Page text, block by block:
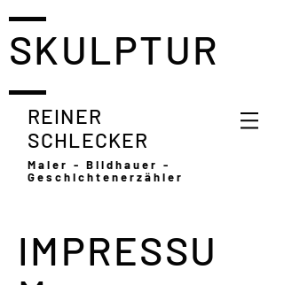
SKULPTUR
REINER
SCHLECKER
Maler - Bildhauer -
Geschichtenerzähler
IMPRESSU